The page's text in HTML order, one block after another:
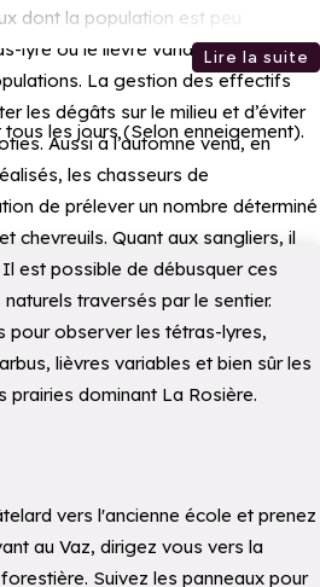
dont la population est peu
lyre ou le lièvre variable. Le second
La gestion des effectifs
les dégâts sur le milieu et d’éviter
Aussi à l’automne venu, en
les chasseurs de
de prélever un nombre déterminé
chevreuils. Quant aux sangliers, il
est possible de débusquer ces
traversés par le sentier.
pour observer les tétras-lyres,
lièvres variables et bien sûr les
prairies dominant La Rosière.
vers l'ancienne école et prenez
au Vaz, dirigez vous vers la
Suivez les panneaux pour
Lire la suite
les jours (Selon enneigement).